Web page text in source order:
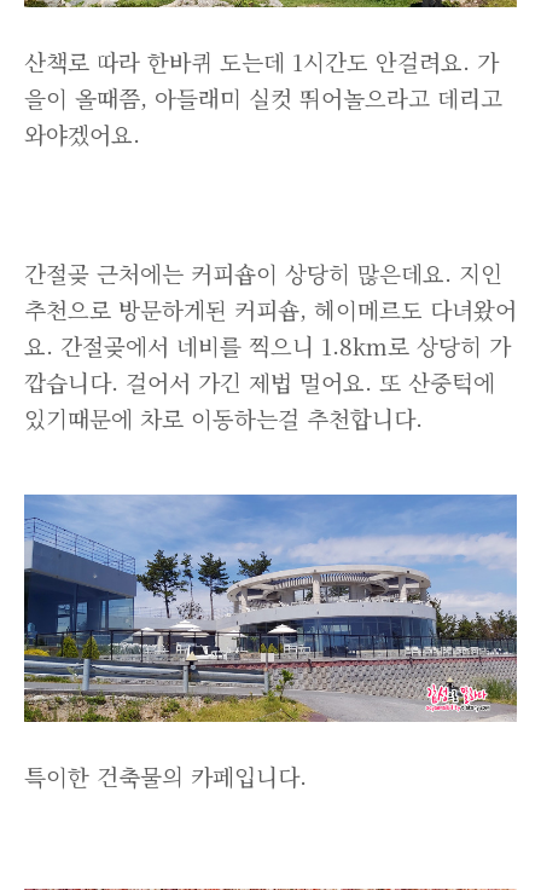
산책로 따라 한바퀴 도는데 1시간도 안걸려요. 가
을이 올때쯤, 아들래미 실컷 뛰어놀으라고 데리고
와야겠어요.
간절곶 근처에는 커피숍이 상당히 많은데요. 지인
추천으로 방문하게된 커피숍, 헤이메르도 다녀왔어
요. 간절곶에서 네비를 찍으니 1.8km로 상당히 가
깝습니다. 걸어서 가긴 제법 멀어요. 또 산중턱에
있기때문에 차로 이동하는걸 추천합니다.
특이한 건축물의 카페입니다.